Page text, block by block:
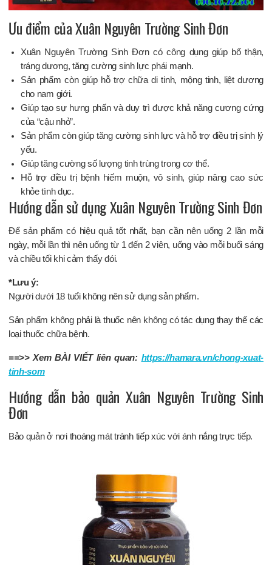
Ưu điểm của Xuân Nguyên Trường Sinh Đơn
Xuân Nguyên Trường Sinh Đơn có công dụng giúp bổ thận,
tráng dương, tăng cường sinh lực phái mạnh.
Sản phẩm còn giúp hỗ trợ chữa di tinh, mộng tinh, liệt dương
cho nam giới.
Giúp tạo sự hưng phấn và duy trì được khả năng cương cứng
của “cậu nhỏ”.
Sản phẩm còn giúp tăng cường sinh lực và hỗ trợ điều trị sinh lý
yếu.
Giúp tăng cường số lượng tinh trùng trong cơ thể.
Hỗ trợ điều trị bệnh hiếm muộn, vô sinh, giúp nâng cao sức
khỏe tình dục.
Hướng dẫn sử dụng Xuân Nguyên Trường Sinh Đơn
Để sản phẩm có hiệu quả tốt nhất, bạn cần nên uống 2 lần mỗi
ngày, mỗi lần thì nên uống từ 1 đến 2 viên, uống vào mỗi buổi sáng
và chiều tối khi cảm thấy đói.
*Lưu ý:
Người dưới 18 tuổi không nên sử dụng sản phẩm.
Sản phẩm không phải là thuốc nên không có tác dụng thay thế các
loại thuốc chữa bệnh.
==>> Xem BÀI VIẾT liên quan: https://hamara.vn/chong-xuat-
tinh-som
Hướng dẫn bảo quản Xuân Nguyên Trường Sinh
Đơn
Bảo quản ở nơi thoáng mát tránh tiếp xúc với ánh nắng trực tiếp.